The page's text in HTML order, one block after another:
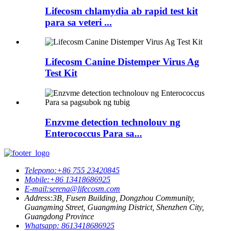
Lifecosm chlamydia ab rapid test kit
para sa veteri ...
Lifecosm Canine Distemper Virus Ag
Test Kit
Enzvme detection technolouv ng
Enterococcus Para sa...
Telepono:+86 755 23420845
Mobile:+86 13418686925
E-mail:serena@lifecosm.com
Address:3B, Fusen Building, Dongzhou Community,
Guangming Street, Guangming District, Shenzhen City,
Guangdong Province
Whatsapp: 8613418686925